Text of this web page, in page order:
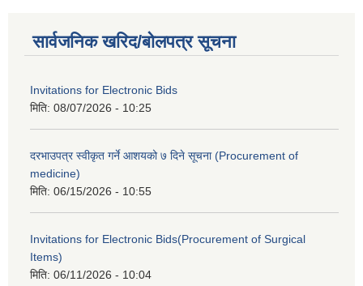
सार्वजनिक खरिद/बोलपत्र सूचना
Invitations for Electronic Bids
मिति: 08/07/2026 - 10:25
दरभाउपत्र स्वीकृत गर्ने आशयको ७ दिने सूचना (Procurement of
medicine)
मिति: 06/15/2026 - 10:55
Invitations for Electronic Bids(Procurement of Surgical
Items)
मिति: 06/11/2026 - 10:04